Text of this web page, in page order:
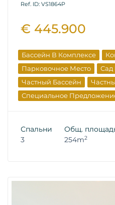
Ref. ID: VS1864P
€ 445.900
Бассейн В Комплексе
Парковочное Место
Сад
Частный Бассейн
Специальное
Спальни
3
Общ.
254m2